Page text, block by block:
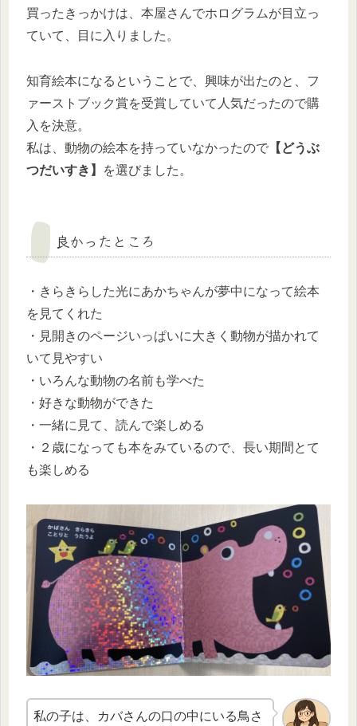
買ったきっかけは、 本屋さんでホログラムが目立っ
ていて、目に入りました。
知育絵本になるということで、興味が出たのと、フ
ァーストブック賞を受賞していて人気だったので購
入を決意。
私は、動物の絵本を持っていなかったので 【どうぶ
つだいすき】
を選びました。
良かったところ
・きらきらした光にあかちゃんが夢中になって絵本
を見てくれた
・見開きのページいっぱいに大きく動物が描かれて
いて見やすい
・いろんな動物の名前も学べた
・好きな動物ができた
・一緒に見て、読んで楽しめる
・２歳になっても本をみているので、長い期間とて
も楽しめる
私の子は、カバさんの口の中にいる鳥さ